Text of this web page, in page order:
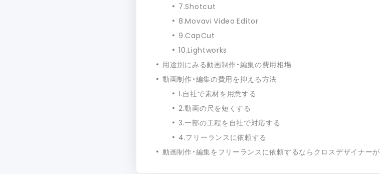
7.Shotcut
8.Movavi Video Editor
9.CapCut
10.Lightworks
用途別にみる動画制作・編集の費用相場
動画制作・編集の費用を抑える方法
1.自社で素材を用意する
2.動画の尺を短くする
3.一部の工程を自社で対応する
4.フリーランスに依頼する
動画制作・編集をフリーランスに依頼するならクロスデザイナー